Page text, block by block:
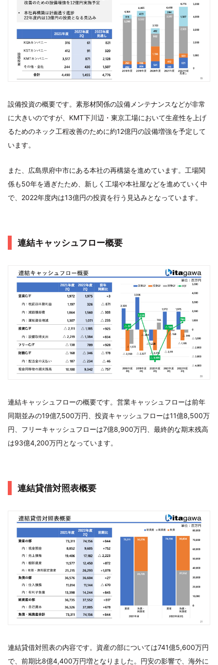
設備投資の概要です。素形材関係の設備メンテナンスなどが非常
に大きいのですが、KMT下川辺・東京工場において生産性を上げ
るためのネック工程改善のために約12億円の設備増強を予定して
います。
また、広島県府中市にある本社の再構築を進めています。工場関
係も50年を過ぎたため、新しく工場や本社屋などを進めていく中
で、2022年度内は13億円の投資を行う見込みとなっています。
連結キャッシュフロー概要
連結キャッシュフローの概要です。営業キャッシュフローは前年
同期並みの19億7,500万円、投資キャッシュフローは11億8,500万
円、フリーキャッシュフローは7億8,900万円、最終的な期末残高
は93億4,200万円となっています。
連結貸借対照表概要
連結貸借対照表の内容です。資産の部については741億5,600万円
で、前期比8億4,400万円増となりました。円安の影響で、海外に